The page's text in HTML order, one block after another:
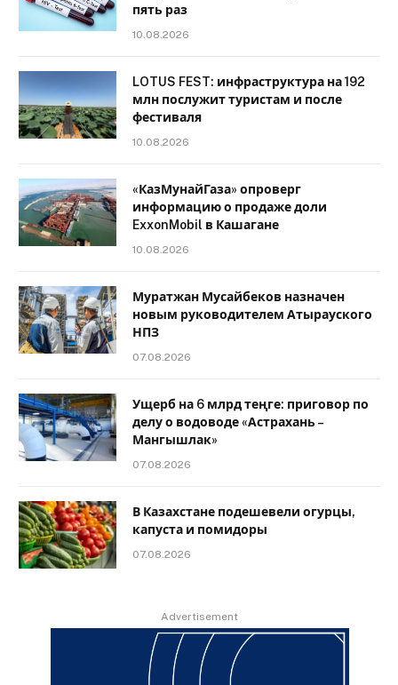
пять раз
10.08.2026
LOTUS FEST: инфраструктура на 192
млн послужит туристам и после
фестиваля
10.08.2026
«КазМунайГаза» опроверг
информацию о продаже доли
ExxonMobil в Кашагане
10.08.2026
Муратжан Мусайбеков назначен
новым руководителем Атырауского
НПЗ
07.08.2026
Ущерб на 6 млрд теңге: приговор по
делу о водоводе «Астрахань –
Мангышлак»
07.08.2026
В Казахстане подешевели огурцы,
капуста и помидоры
07.08.2026
Advertisement